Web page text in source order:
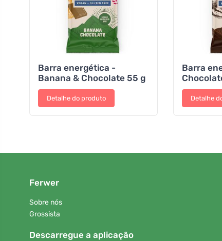
Barra energética -
Banana & Chocolate 55 g
Detalhe do produto
Barra
Detalhe
Ferwer
Sobre nós
Grossista
Descarregue a aplicação